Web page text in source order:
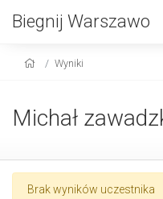
Biegnij Warszawo
Wyniki
Michał
Brak wyników uczestnika